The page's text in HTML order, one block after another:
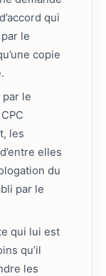
qui
le
copie
le
les
elles
du
par le
qui lui est
qu’il
les